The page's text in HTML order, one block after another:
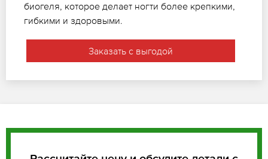
биогеля, которое делает ногти более крепкими,
гибкими и здоровыми.
Заказать с выгодой